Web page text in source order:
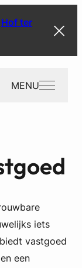
Hof ter
MENU
iets
vastgoed
een